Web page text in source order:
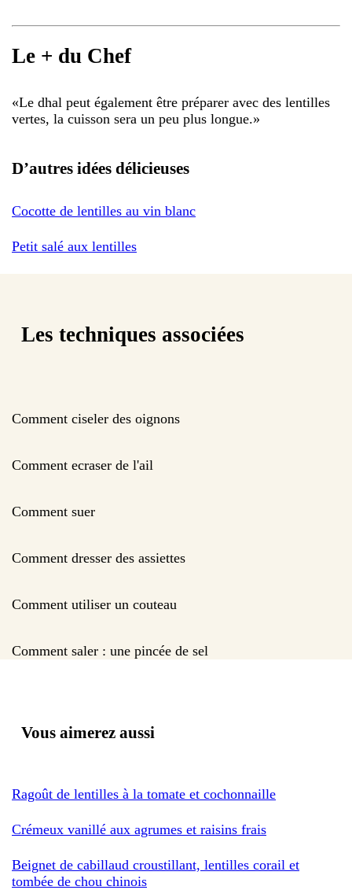
Le + du Chef
«Le dhal peut également être préparer avec des lentilles
vertes, la cuisson sera un peu plus longue.»
D’autres idées délicieuses
Cocotte de lentilles au vin blanc
Petit salé aux lentilles
Les techniques associées
Comment ciseler des oignons
Comment ecraser de l'ail
Comment suer
Comment dresser des assiettes
Comment utiliser un couteau
Comment saler : une pincée de sel
Vous aimerez aussi
Ragoût de lentilles à la tomate et cochonnaille
Crémeux vanillé aux agrumes et raisins frais
Beignet de cabillaud croustillant, lentilles corail et
tombée de chou chinois